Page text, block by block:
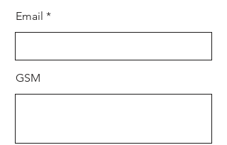
Email
GSM